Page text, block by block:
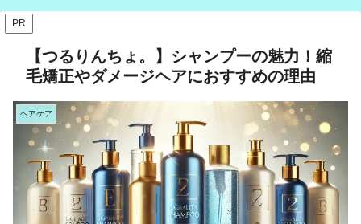
PR
【つるりんちょ。】シャンプーの魅力！縮
毛矯正やダメージヘアにおすすめの理由
ヘアケア